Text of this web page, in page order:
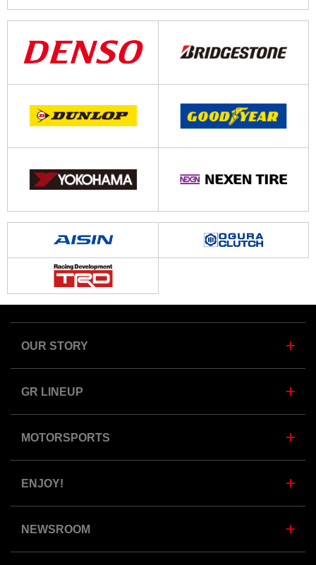
OUR STORY
GR LINEUP
MOTORSPORTS
ENJOY!
NEWSROOM